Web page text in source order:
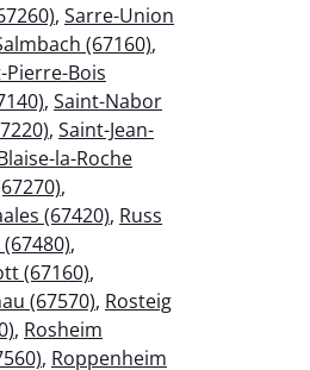
, Sarre-Union
(67160),
Pierre-Bois
, Saint-Nabor
, Saint-Jean-
la-Roche
,
(67420), Russ
,
(67160),
(67570), Rosteig
, Rosheim
, Roppenheim